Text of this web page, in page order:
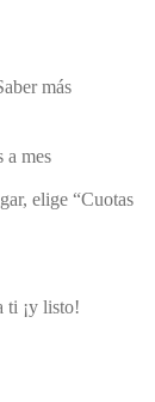
más
a mes
elige “Cuotas
ti ¡y listo!